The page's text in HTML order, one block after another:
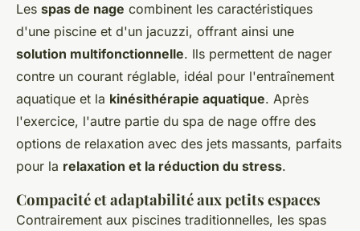
Les spas de nage combinent les caractéristiques
d'une piscine et d'un jacuzzi, offrant ainsi une
solution multifonctionnelle. Ils permettent de nager
contre un courant réglable, idéal pour l'entraînement
aquatique et la kinésithérapie aquatique. Après
l'exercice, l'autre partie du spa de nage offre des
options de relaxation avec des jets massants, parfaits
pour la relaxation et la réduction du stress.
Compacité et adaptabilité aux petits espaces
Contrairement aux piscines traditionnelles, les spas